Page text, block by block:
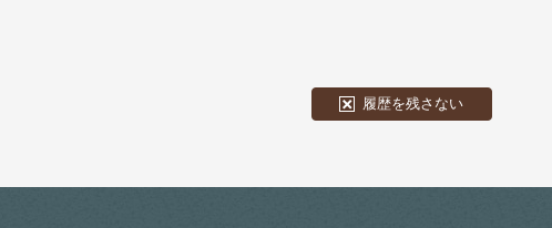
履歴を残さない